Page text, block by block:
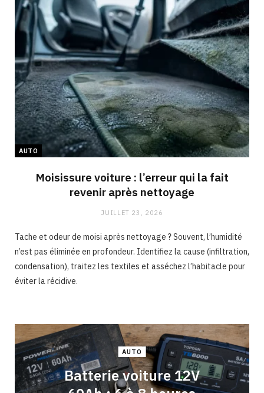
AUTO
Moisissure voiture : l’erreur qui la fait
revenir après nettoyage
JUILLET 23, 2026
Tache et odeur de moisi après nettoyage ? Souvent, l’humidité
n’est pas éliminée en profondeur. Identifiez la cause (infiltration,
condensation), traitez les textiles et asséchez l’habitacle pour
éviter la récidive.
AUTO
Batterie voiture 12V